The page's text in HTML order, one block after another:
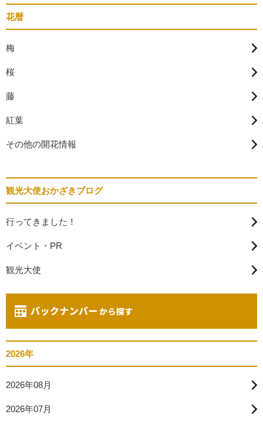
花暦
梅
桜
藤
紅葉
その他の開花情報
観光大使おかざきブログ
行ってきました！
イベント・PR
観光大使
2026年
2026年08月
2026年07月